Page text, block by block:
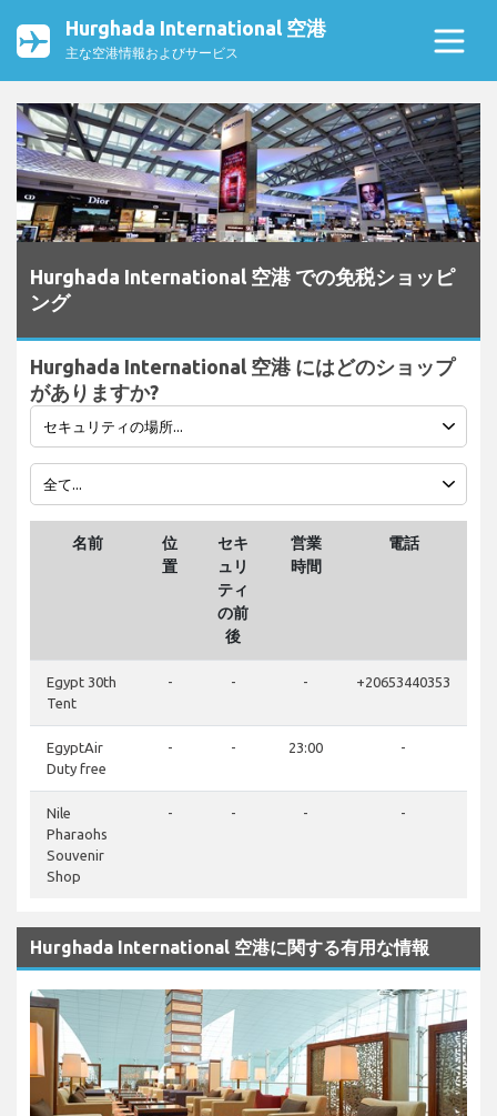
Hurghada International 空港
主な空港情報およびサービス
Hurghada International 空港 での免税ショッピ
ング
Hurghada International 空港 にはどのショップ
がありますか?
名前
位
置
セキ
ュリ
ティ
の前
後
営業
時間
電話
Egypt 30th
Tent
- - - +20653440353
EgyptAir
Duty free
- - 23:00 -
Nile
Pharaohs
Souvenir
Shop
- - - -
Hurghada International 空港に関する有用な情報